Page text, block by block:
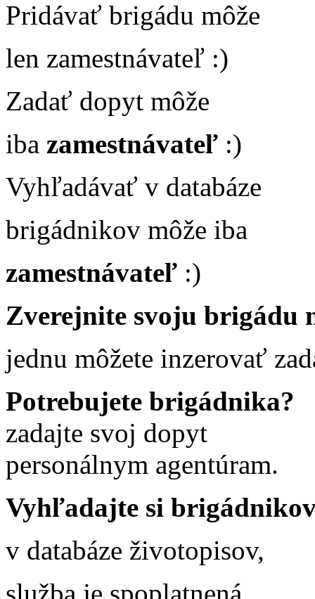
Pridávať brigádu môže
len zamestnávateľ :)
Zadať dopyt môže
iba zamestnávateľ :)
Vyhľadávať v databáze
brigádnikov môže iba
zamestnávateľ :)
Zverejnite svoju brigádu
jednu môžete inzerovať
Potrebujete brigádnika?
zadajte svoj dopyt
personálnym agentúram.
Vyhľadajte si
v databáze životopisov,